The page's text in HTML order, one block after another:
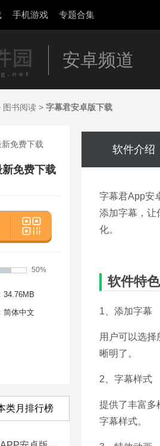
手机游戏 专题合集
安卓频道
图书阅读 > 字幕君安卓版下载
免费下载
50%
34.76MB
简体中文
类月排行榜
软件介绍
字幕君App安
添加字幕，让
化。
软件特色
1、添加字幕
用户可以选
晰明了。
2、字幕样式
提供了丰富多
字幕样式。